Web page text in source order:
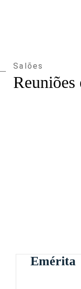
Salões
Reuniões
Emérita